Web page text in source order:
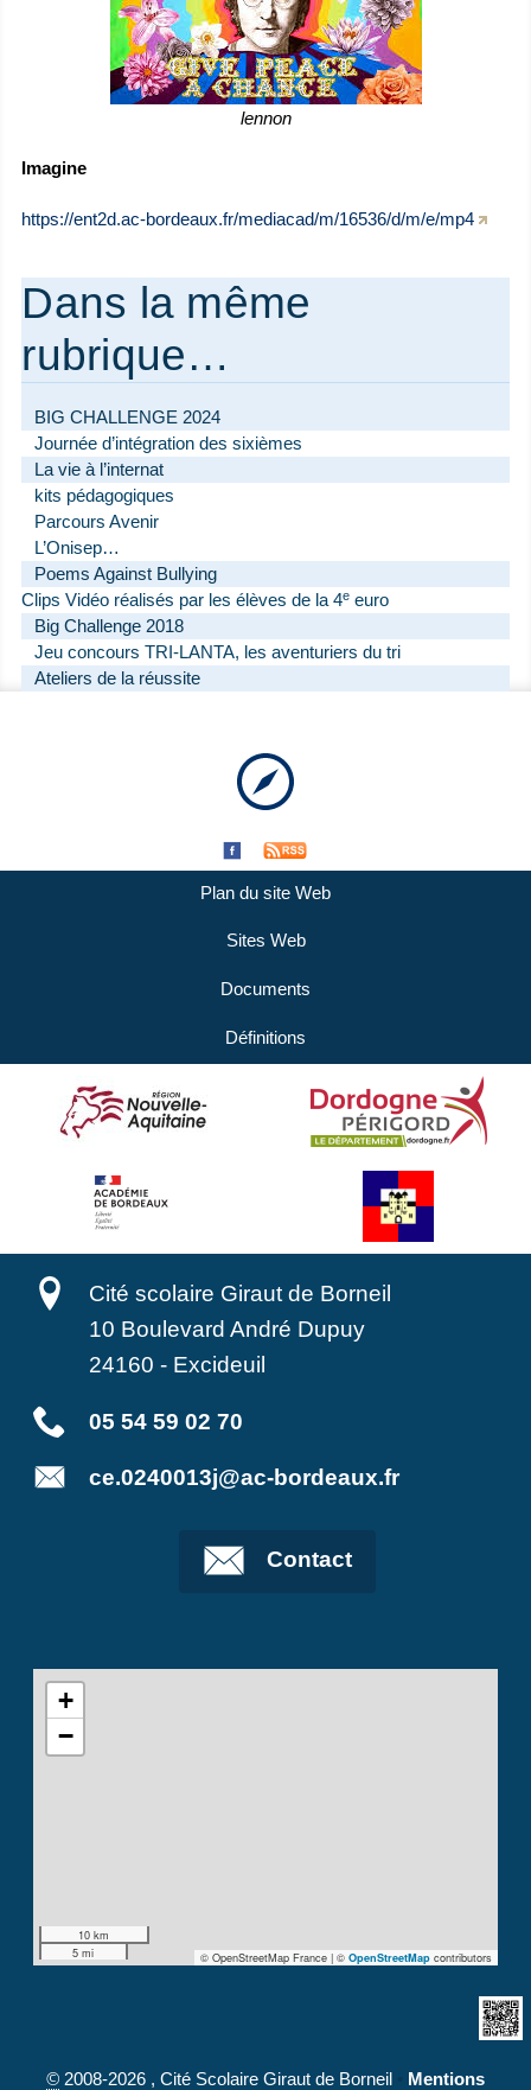
lennon
Imagine
https://ent2d.ac-bordeaux.fr/mediacad/m/16536/d/m/e/mp4
Dans la même
rubrique…
BIG CHALLENGE 2024
Journée d’intégration des sixièmes
La vie à l’internat
kits pédagogiques
Parcours Avenir
L’Onisep…
Poems Against Bullying
Clips Vidéo réalisés par les élèves de la 4e euro
Big Challenge 2018
Jeu concours TRI-LANTA, les aventuriers du tri
Ateliers de la réussite
Plan du site Web
Sites Web
Documents
Définitions
Cité scolaire Giraut de Borneil
10 Boulevard André Dupuy
24160 - Excideuil
05 54 59 02 70
ce.0240013j@ac-bordeaux.fr
Contact
+
−
10 km
5 mi
© OpenStreetMap France | ©OpenStreetMap contributors
© 2008-2026 , Cité Scolaire Giraut de Borneil Mentions